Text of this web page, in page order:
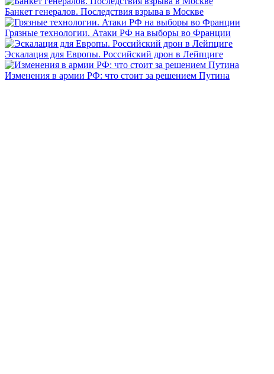
Банкет генералов. Последствия взрыва в Москве
Грязные технологии. Атаки РФ на выборы во Франции
Эскалация для Европы. Российский дрон в Лейпциге
Изменения в армии РФ: что стоит за решением Путина